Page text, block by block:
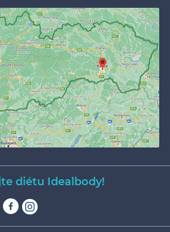
diétu Idealbody!